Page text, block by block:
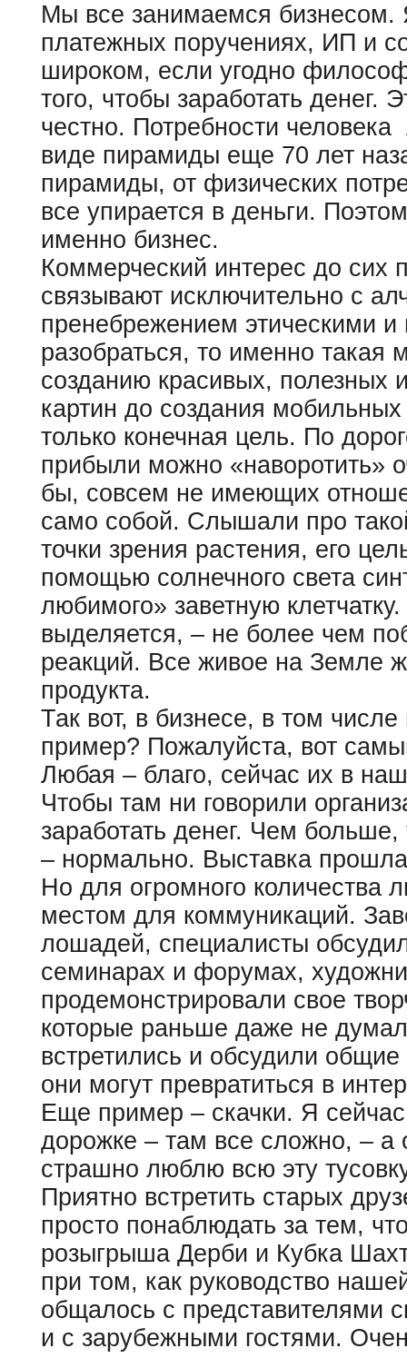
Мы все занимаемся бизнесом.
платежных поручениях, ИП и
широком, если угодно
того, чтобы заработать
честно. Потребности
виде пирамиды еще 70 лет
пирамиды, от физических
все упирается в деньги.
именно бизнес.
Коммерческий интерес до сих
связывают исключительно с
пренебрежением этическими
разобраться, то именно такая
созданию красивых, полезных
картин до создания
только конечная цель. По
прибыли можно «наворотить»
бы, совсем не имеющих
само собой. Слышали про
точки зрения растения, его
помощью солнечного света
любимого» заветную
выделяется, – не более чем
реакций. Все живое на Земле
продукта.
Так вот, в бизнесе, в том
пример? Пожалуйста, вот
Любая – благо, сейчас их в
Чтобы там ни говорили
заработать денег. Чем
– нормально. Выставка
Но для огромного количества
местом для коммуникаций.
лошадей, специалисты
семинарах и форумах,
продемонстрировали свое
которые раньше даже не
встретились и обсудили
они могут превратиться в
Еще пример – скачки. Я
дорожке – там все сложно, – а
страшно люблю всю эту
Приятно встретить старых
просто понаблюдать за тем,
розыгрыша Дерби и Кубка
при том, как руководство
общалось с представителями
и с зарубежными гостями.